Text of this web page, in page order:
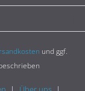
und ggf.